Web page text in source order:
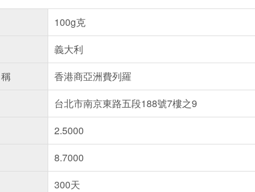
100g克
義大利
香港商亞洲費列羅
台北市南京東路五段188號7樓之9
2.5000
8.7000
300天